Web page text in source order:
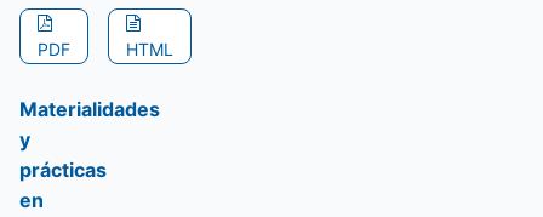
PDF HTML
Materialidades
y
prácticas
en